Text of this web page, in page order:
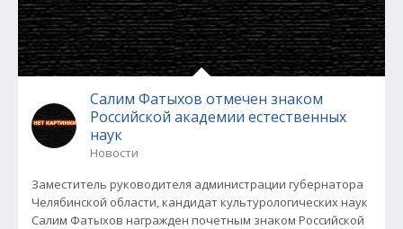
Салим Фатыхов отмечен знаком
Российской академии естественных
наук
Новости
Заместитель руководителя администрации губернатора
Челябинской области, кандидат культурологических наук
Салим Фатыхов награжден почетным знаком Российской